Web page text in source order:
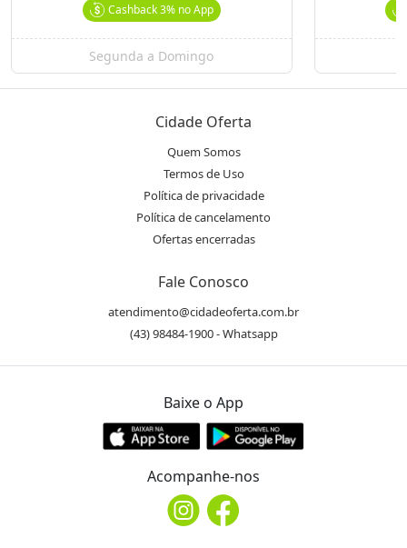
Cashback3%no App
Segunda a Domingo
Cidade Oferta
Quem Somos
Termos de Uso
Política de privacidade
Política de cancelamento
Ofertas encerradas
Fale Conosco
atendimento@cidadeoferta.com.br
(43) 98484-1900 - Whatsapp
Baixe o App
Acompanhe-nos